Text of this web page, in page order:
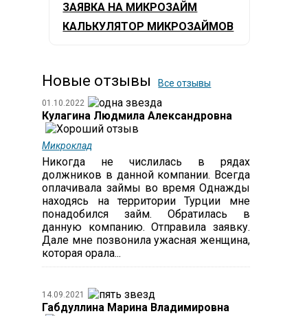
ЗАЯВКА НА МИКРОЗАЙМ
КАЛЬКУЛЯТОР МИКРОЗАЙМОВ
Новые отзывы Все отзывы
01.10.2022
Кулагина Людмила Александровна
Микроклад
Никогда не числилась в рядах
должников в данной компании. Всегда
оплачивала займы во время Однажды
находясь на территории Турции мне
понадобился займ. Обратилась в
данную компанию. Отправила заявку.
Дале мне позвонила ужасная женщина,
которая орала...
14.09.2021
Габдуллина Марина Владимировна